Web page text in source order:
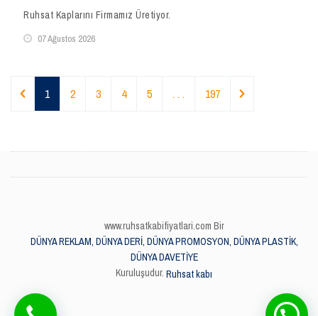
Ruhsat Kaplarını Firmamız Üretiyor.
07 Ağustos 2026
1 2 3 4 5 . . . 197
www.ruhsatkabifiyatlari.com Bir
DÜNYA REKLAM, DÜNYA DERİ, DÜNYA PROMOSYON, DÜNYA PLASTİK,
DÜNYA DAVETİYE
Kuruluşudur. Ruhsat kabı